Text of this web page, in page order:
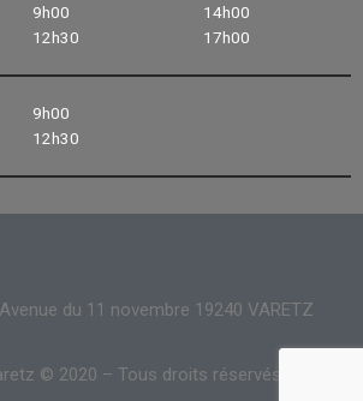
9h00
12h30
14h00
17h00
9h00
12h30
du 11 novembre 19240 VARETZ
© 2020 – Tous droits réservés